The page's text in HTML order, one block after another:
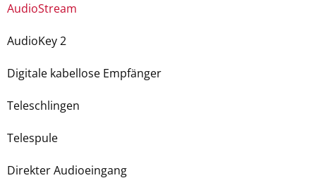
AudioStream
AudioKey 2
Digitale kabellose Empfänger
Teleschlingen
Telespule
Direkter Audioeingang